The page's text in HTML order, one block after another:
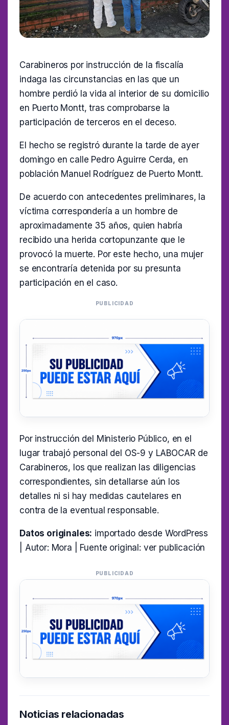
Carabineros por instrucción de la fiscalía
indaga las circunstancias en las que un
hombre perdió la vida al interior de su domicilio
en Puerto Montt, tras comprobarse la
participación de terceros en el deceso.
El hecho se registró durante la tarde de ayer
domingo en calle Pedro Aguirre Cerda, en
población Manuel Rodríguez de Puerto Montt.
De acuerdo con antecedentes preliminares, la
víctima correspondería a un hombre de
aproximadamente 35 años, quien habría
recibido una herida cortopunzante que le
provocó la muerte. Por este hecho, una mujer
se encontraría detenida por su presunta
participación en el caso.
PUBLICIDAD
Por instrucción del Ministerio Público, en el
lugar trabajó personal del OS-9 y LABOCAR de
Carabineros, los que realizan las diligencias
correspondientes, sin detallarse aún los
detalles ni si hay medidas cautelares en
contra de la eventual responsable.
Datos originales: importado desde WordPress
| Autor: Mora | Fuente original: ver publicación
PUBLICIDAD
Noticias relacionadas